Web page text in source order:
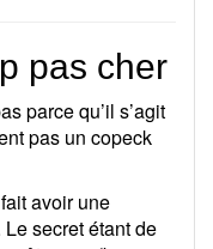
pas cher
parce qu’il s’agit
pas un copeck
avoir une
secret étant de